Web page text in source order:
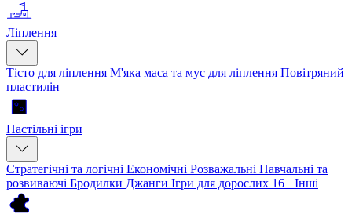
Ліплення
Тісто для ліплення М'яка маса та мус для ліплення Повітряний
пластилін
Настільні ігри
Стратегічні та логічні Економічні Розважальні Навчальні та
розвиваючі Бродилки Джанги Ігри для дорослих 16+ Інші